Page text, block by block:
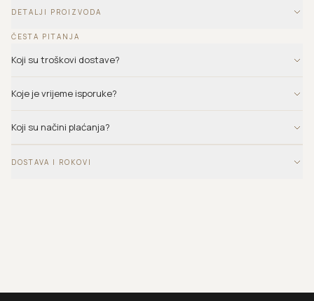
DETALJI PROIZVODA
ČESTA PITANJA
Koji su troškovi dostave?
Koje je vrijeme isporuke?
Koji su načini plaćanja?
DOSTAVA I ROKOVI